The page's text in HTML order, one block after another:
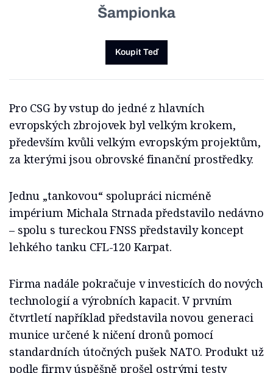
Šampionka
Koupit Teď
Pro CSG by vstup do jedné z hlavních
evropských zbrojovek byl velkým krokem,
především kvůli velkým evropským projektům,
za kterými jsou obrovské finanční prostředky.
Jednu „tankovou“ spolupráci nicméně
impérium Michala Strnada představilo nedávno
– spolu s tureckou FNSS představily koncept
lehkého tanku CFL-120 Karpat.
Firma nadále pokračuje v investicích do nových
technologií a výrobních kapacit. V prvním
čtvrtletí například představila novou generaci
munice určené k ničení dronů pomocí
standardních útočných pušek NATO. Produkt už
podle firmy úspěšně prošel ostrými testy